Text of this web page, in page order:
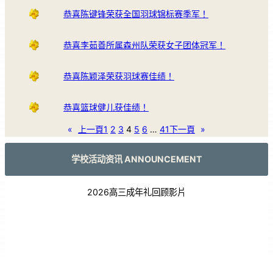
恭喜陈键锋荣获全国羽球锦标赛季军！
恭喜李茹善所属森州队荣获女子团体冠军！
恭喜陈颖泽荣获羽球赛佳绩！
恭喜篮球健儿获佳绩！
« 上一頁1 2 3 4 5 6 … 41下一頁 »
学校活动资讯 ANNOUNCEMENT
2026高三成年礼回顾影片